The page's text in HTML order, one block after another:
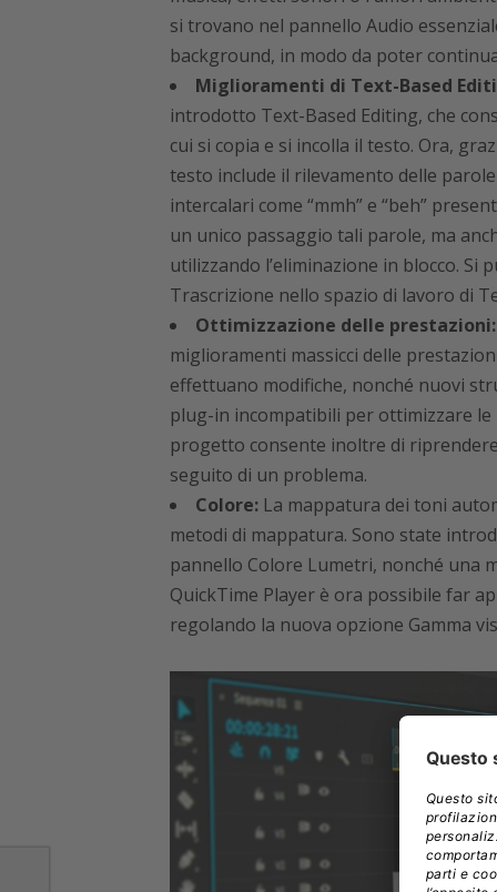
si trovano nel pannello Audio
background, in modo da poter
Miglioramenti di Text-Based
introdotto Text-Based Editing, che
cui si copia e si incolla il testo. Ora,
testo include il rilevamento delle
intercalari come “mmh” e “beh”
un unico passaggio tali parole, ma
utilizzando l’eliminazione in blocco. Si
Trascrizione nello spazio di lavoro di
Ottimizzazione delle prestazioni:
miglioramenti massicci delle
effettuano modifiche, nonché nuovi
plug-in incompatibili per ottimizzare
progetto consente inoltre di
seguito di un problema.
Colore:La mappatura dei toni
metodi di mappatura. Sono state
pannello Colore Lumetri, nonché una
QuickTime Player è ora possibile far
regolando la nuova opzione Gamma